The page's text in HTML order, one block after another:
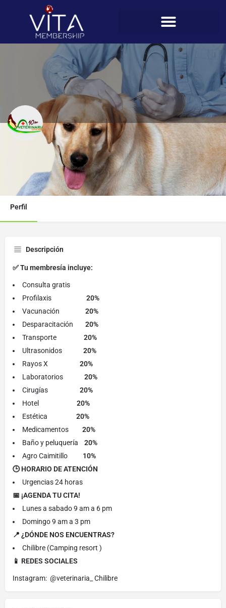
Veterinaria Chilibre
66725762
Perfil
Descripción
✅ Tu membresía incluye:
Consulta gratis
Profilaxis 20%
Vacunación 20%
Desparacitación
20%
Transporte 20%
Ultrasonidos 20%
Rayos X 20%
Laboratorios 20%
Cirugías 20%
Hotel 20%
Estética 20%
Medicamentos 20%
Baño y peluquería
20%
Agro Caimitillo 10%
🕒 HORARIO DE ATENCIÓN
Urgencias 24 horas
📅 ¡AGENDA TU CITA!
Lunes a sabado 9 am a 6 pm
Domingo 9 am a 3 pm
📍 ¿DÓNDE NOS ENCUENTRAS?
Chilibre (Camping resort )
📱 REDES SOCIALES
Instagram: @veterinaria_ Chilibre